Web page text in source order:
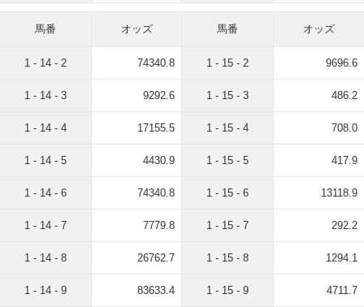
馬番 オッズ
1 - 14 - 2 74340.8
1 - 14 - 3 9292.6
1 - 14 - 4 17155.5
1 - 14 - 5 4430.9
1 - 14 - 6 74340.8
1 - 14 - 7 7779.8
1 - 14 - 8 26762.7
1 - 14 - 9 83633.4
馬番 オッズ
1 - 15 - 2 9696.6
1 - 15 - 3 486.2
1 - 15 - 4 708.0
1 - 15 - 5 417.9
1 - 15 - 6 13118.9
1 - 15 - 7 292.2
1 - 15 - 8 1294.1
1 - 15 - 9 4711.7